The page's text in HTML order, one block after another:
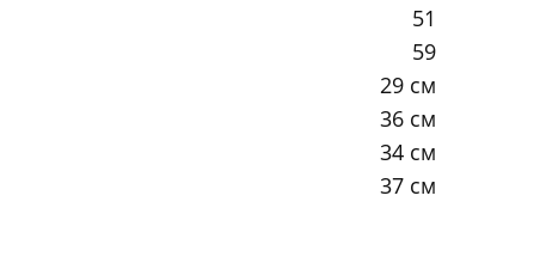
51
59
29 см
36 см
34 см
37 см